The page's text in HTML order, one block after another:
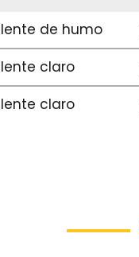
lente de humo
lente claro
lente claro